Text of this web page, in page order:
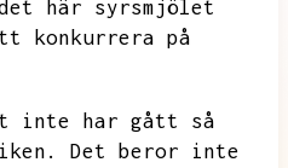
här syrsmjölet
konkurrera på
inte har gått så
Det beror inte